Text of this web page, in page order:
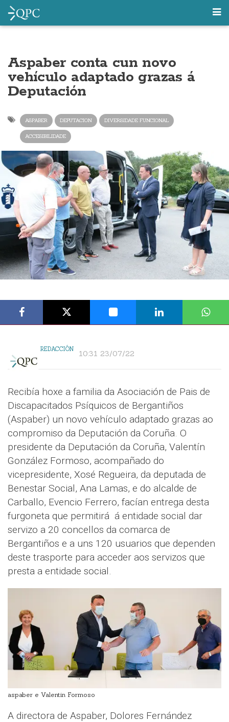
Aspaber conta cun novo
vehículo adaptado grazas á
Deputación
ASPABER DEPUTACION DIVERSIDADE FUNCIONAL
ACCESIBILIDADE
REDACCIÓN 10:31 23/07/22
Recibía hoxe a familia da Asociación de Pais de
Discapacitados Psíquicos de Bergantiños
(Aspaber) un novo vehículo adaptado grazas ao
compromiso da Deputación da Coruña. O
presidente da Deputación da Coruña, Valentín
González Formoso, acompañado do
vicepresidente, Xosé Regueira, da deputada de
Benestar Social, Ana Lamas, e do alcalde de
Carballo, Evencio Ferrero, facían entrega desta
furgoneta que permitirá á entidade social dar
servizo a 20 concellos da comarca de
Bergantiños e a uns 120 usuarios que dependen
deste trasporte para acceder aos servizos que
presta a entidade social.
aspaber e Valentin Formoso
A directora de Aspaber, Dolores Fernández